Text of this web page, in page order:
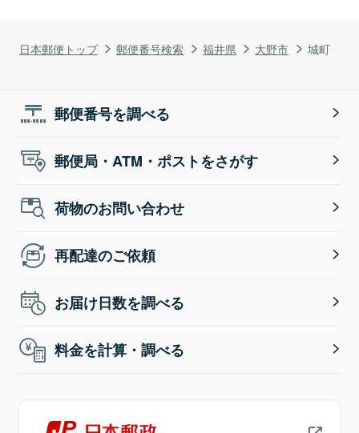
日本郵便トップ 郵便番号検索 福井県 大野市 城町
郵便番号を調べる
郵便局・ATM・ポストをさがす
荷物のお問い合わせ
再配達のご依頼
お届け日数を調べる
料金を計算・調べる